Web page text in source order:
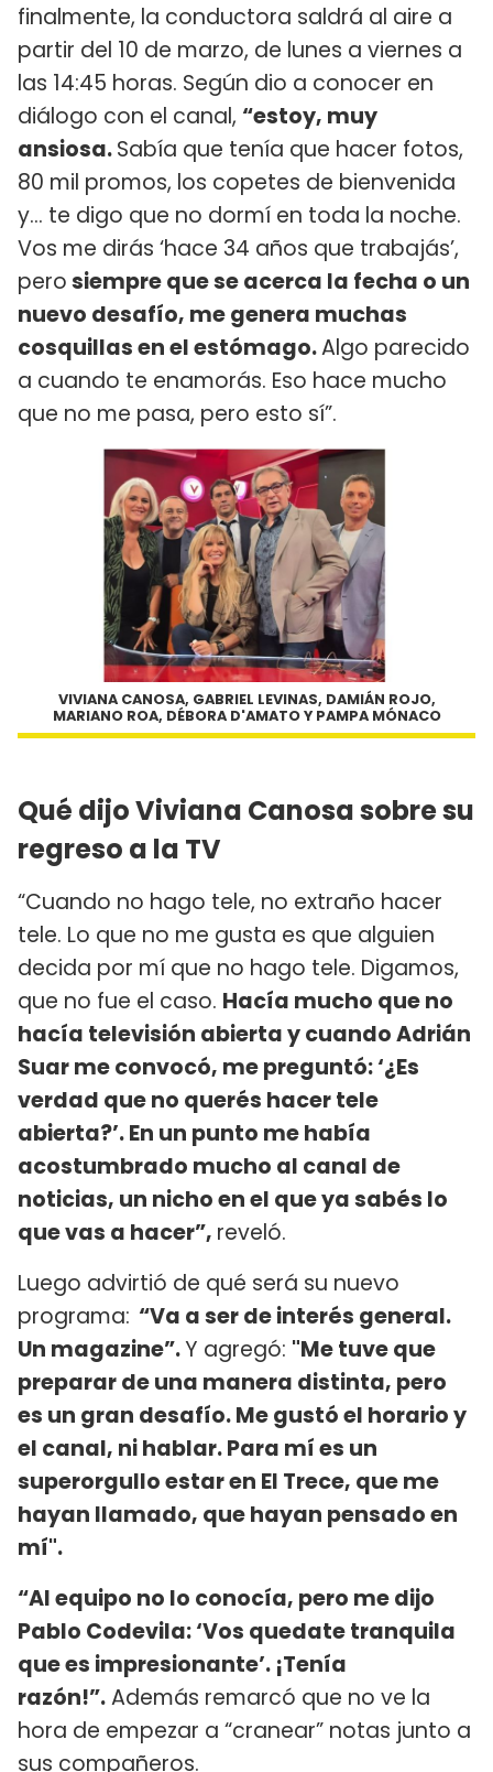
finalmente, la conductora saldrá al aire a
partir del 10 de marzo, de lunes a viernes a
las 14:45 horas. Según dio a conocer en
diálogo con el canal, “estoy, muy
ansiosa.Sabía que tenía que hacer fotos,
80 mil promos, los copetes de bienvenida
y... te digo que no dormí en toda la noche.
Vos me dirás ‘hace 34 años que trabajás’,
perosiempre que se acerca la fecha o un
nuevo desafío, me genera muchas
cosquillas en el estómago.Algo parecido
a cuando te enamorás. Eso hace mucho
que no me pasa, pero esto sí”.
VIVIANA CANOSA, GABRIEL LEVINAS, DAMIÁN ROJO,
MARIANO ROA, DÉBORA D'AMATO Y PAMPA MÓNACO
Qué dijo Viviana Canosa sobre su
regreso a la TV
“Cuando no hago tele, no extraño hacer
tele. Lo que no me gusta es que alguien
decida por mí que no hago tele. Digamos,
que no fue el caso. Hacía mucho que no
hacía televisión abierta y cuando Adrián
Suar me convocó, me preguntó: ‘¿Es
verdad que no querés hacer tele
abierta?’. En un punto me había
acostumbrado mucho al canal de
noticias, un nicho en el que ya sabés lo
que vas a hacer”, reveló.
Luego advirtió de qué será su nuevo
programa: “Va a ser de interés general.
Un magazine”.Y agregó: "Me tuve que
preparar de una manera distinta, pero
es un gran desafío. Me gustó el horario y
el canal, ni hablar. Para mí es un
superorgullo estar en El Trece, que me
hayan llamado, que hayan pensado en
mí".
“Al equipo no lo conocía, pero me dijo
Pablo Codevila: ‘Vos quedate tranquila
que es impresionante’. ¡Tenía
razón!”.Además remarcó que no ve la
hora de empezar a “cranear” notas junto a
sus compañeros.